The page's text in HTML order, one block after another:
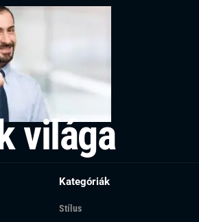
világa
Kategóriák
Stílus